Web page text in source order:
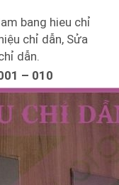
bang hieu chỉ
chỉ dẫn, Sửa
dẫn.
– 010